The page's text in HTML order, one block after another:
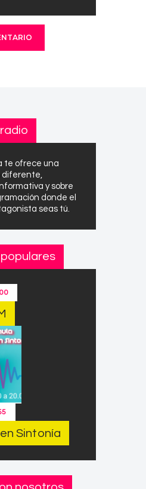
te ofrece una
y sobre
donde el
seas tú.
Sintonía